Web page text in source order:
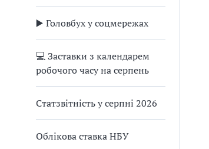
▶️ Головбух у соцмережах
💻 Заставки з календарем
робочого часу на серпень
Статзвітність у серпні 2026
Облікова ставка НБУ